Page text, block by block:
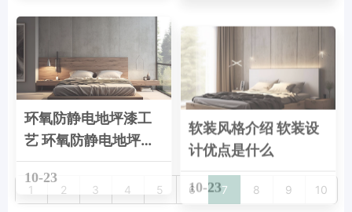
环氧防静电地坪漆工
艺 环氧防静电地坪漆
如何
10-23
软装风格介绍 软装设
计优点是什么
10-23
1 2 3 4 5 6 7 8 9 10